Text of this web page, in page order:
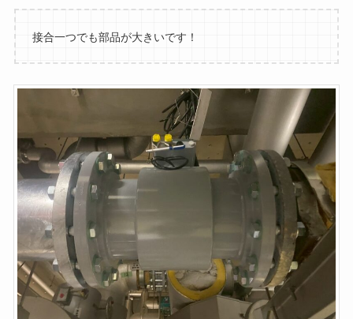
接合一つでも部品が大きいです！